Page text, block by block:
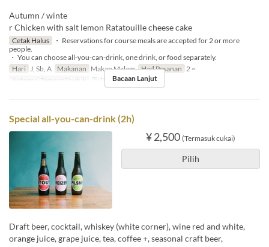
Autumn / winte
r Chicken with salt lemon Ratatouille cheese cake
Cetak Halus
・ Reservations for course meals are accepted for 2 or more
people.
・ You can choose all-you-can-drink, one drink, or food separately.
Hari
J, Sb, A Makanan Makan Malam Had Pesanan 2 ~
Kategori Tempat Duduk
店内のご予約Bacaan Lanjut
Special all-you-can-drink (2h)
¥ 2,500 (Termasuk cukai)
Pilih
Draft beer, cocktail, whiskey (white corner), wine red and white,
orange juice, grape juice, tea, coffee +, seasonal craft beer,